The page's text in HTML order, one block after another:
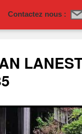
Contactez nous :